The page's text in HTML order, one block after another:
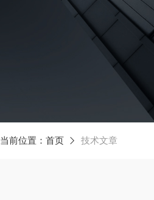
当前位置： 首页 技术文章